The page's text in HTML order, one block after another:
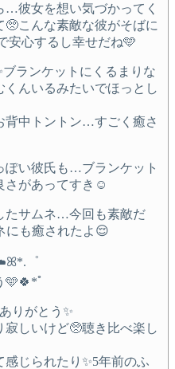
…彼女を想い気づかってく
こんな素敵な彼がそばに
安心するし幸せだね🩵
ランケットにくるまりな
んいるみたいでほっとし
背中トントン…すごく癒さ
ぽい彼氏も…ブランケット
さがあってすき☺️
たサムネ…今回も素敵だ
にも癒されたよ😌
゜
🩵🍀*ﾟ
りがとう✨
しいけど🥺聴き比べ楽し
じられたり✨5年前のふ